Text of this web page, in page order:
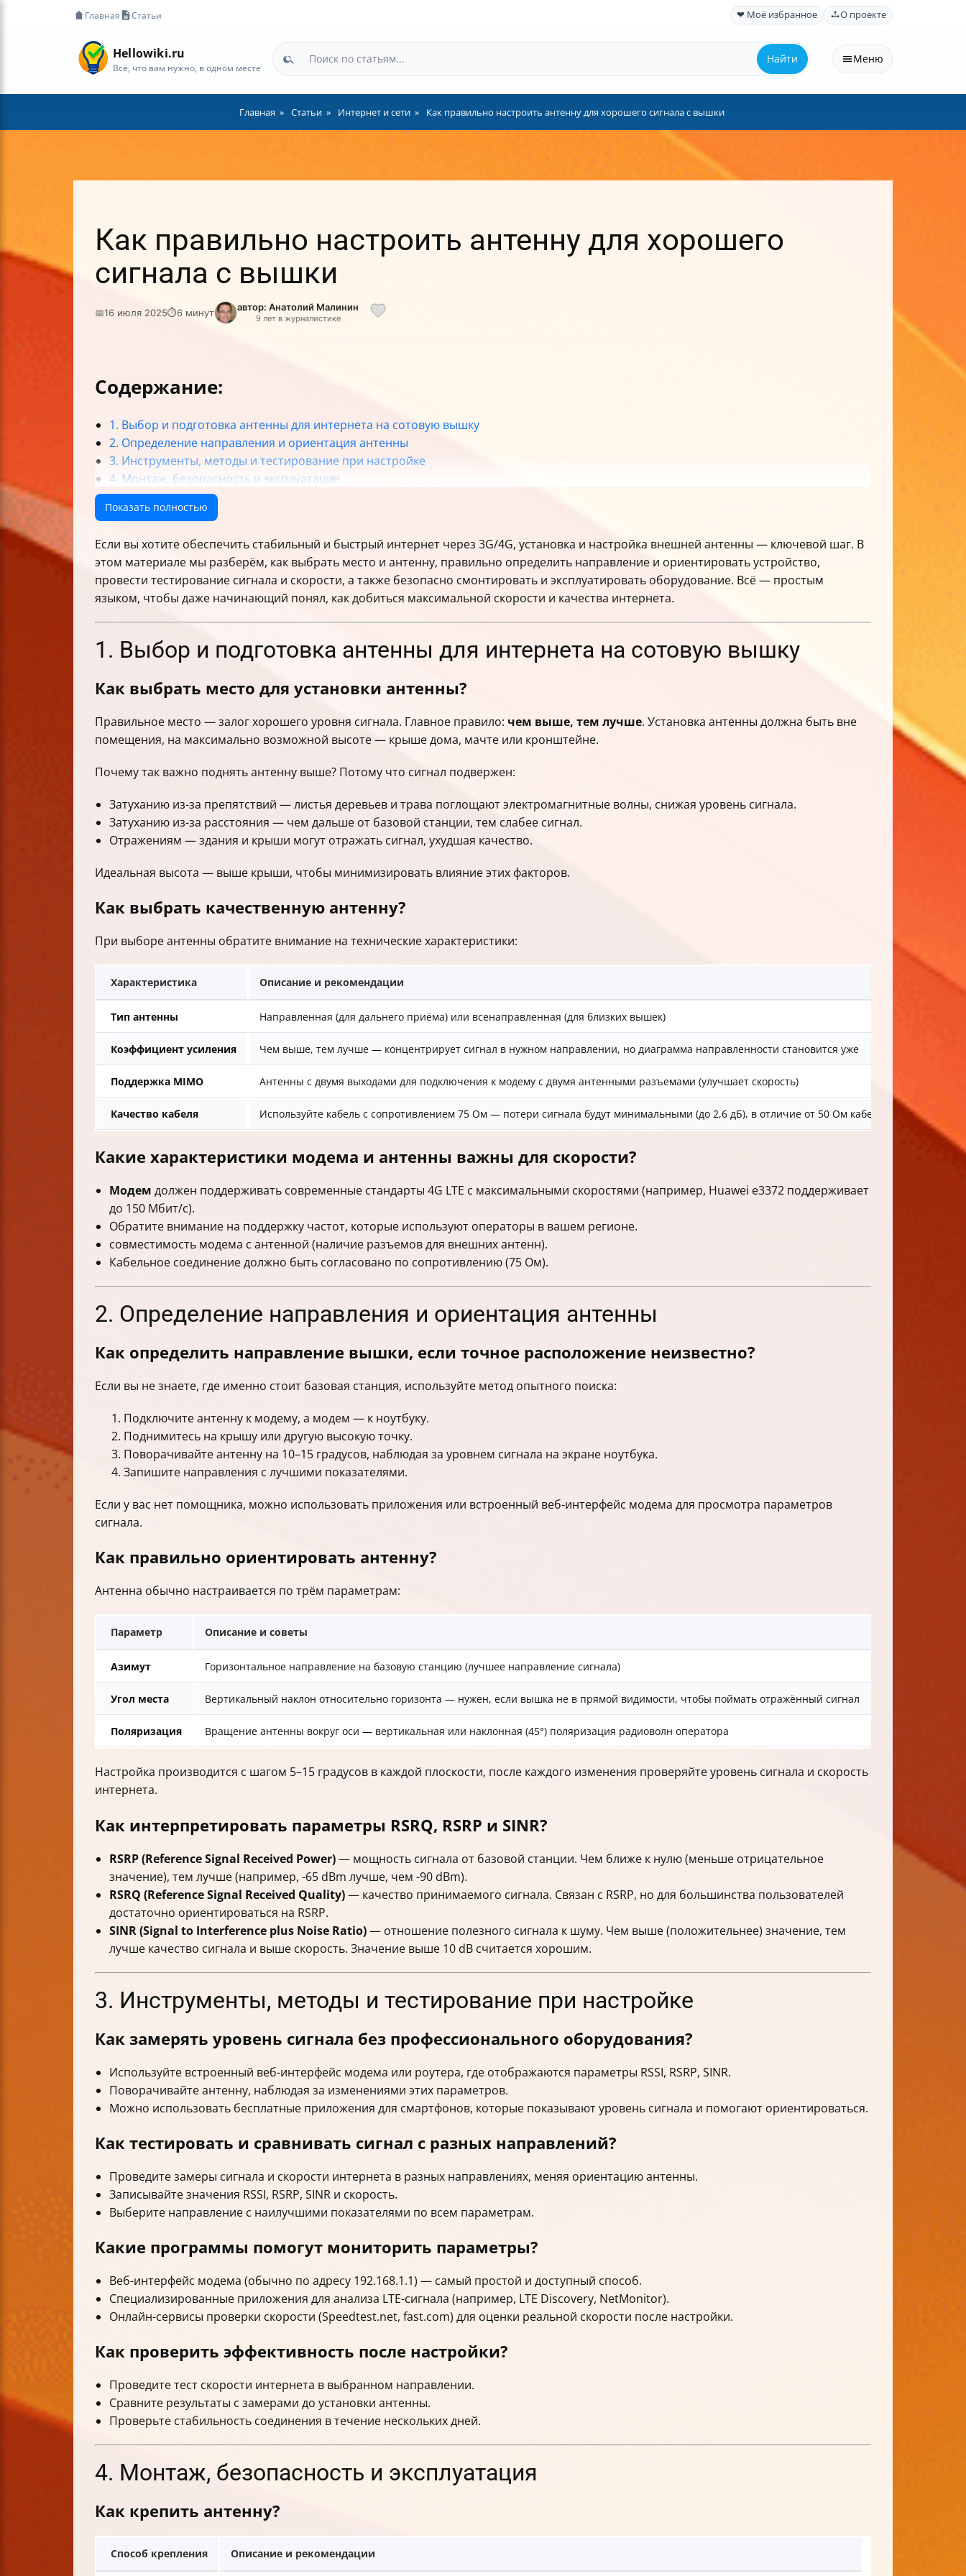
Главная Статьи ❤ Моё избранное О проекте
Hellowiki.ru
Всё, что вам нужно, в одном месте
Найти Меню
Главная Статьи Интернет и сети Как правильно настроить антенну для хорошего сигнала с вышки
Как правильно настроить антенну для хорошего
сигнала с вышки
📅16 июля 2025⏱6 минут автор: Анатолий Малинин
9 лет в журналистике
Содержание:
1. Выбор и подготовка антенны для интернета на сотовую вышку
2. Определение направления и ориентация антенны
3. Инструменты, методы и тестирование при настройке
4. Монтаж, безопасность и эксплуатация
Итоги и полезные советы
Показать полностью
Если вы хотите обеспечить стабильный и быстрый интернет через 3G/4G, установка и настройка внешней антенны — ключевой шаг. В
этом материале мы разберём, как выбрать место и антенну, правильно определить направление и ориентировать устройство,
провести тестирование сигнала и скорости, а также безопасно смонтировать и эксплуатировать оборудование. Всё — простым
языком, чтобы даже начинающий понял, как добиться максимальной скорости и качества интернета.
1. Выбор и подготовка антенны для интернета на сотовую вышку
Как выбрать место для установки антенны?
Правильное место — залог хорошего уровня сигнала. Главное правило: чем выше, тем лучше. Установка антенны должна быть вне
помещения, на максимально возможной высоте — крыше дома, мачте или кронштейне.
Почему так важно поднять антенну выше? Потому что сигнал подвержен:
Затуханию из-за препятствий — листья деревьев и трава поглощают электромагнитные волны, снижая уровень сигнала.
Затуханию из-за расстояния — чем дальше от базовой станции, тем слабее сигнал.
Отражениям — здания и крыши могут отражать сигнал, ухудшая качество.
Идеальная высота — выше крыши, чтобы минимизировать влияние этих факторов.
Как выбрать качественную антенну?
При выборе антенны обратите внимание на технические характеристики:
Характеристика Описание и рекомендации
Тип антенны Направленная (для дальнего приёма) или всенаправленная (для близких вышек)
Коэффициент усиления Чем выше, тем лучше — концентрирует сигнал в нужном направлении, но диаграмма направленности становится уже
Поддержка MIMO Антенны с двумя выходами для подключения к модему с двумя антенными разъемами (улучшает скорость)
Качество кабеля Используйте кабель с сопротивлением 75 Ом — потери сигнала будут минимальными (до 2,6 дБ), в отличие от 50 Ом кабеля (потери до 5 дБ)
Какие характеристики модема и антенны важны для скорости?
Модем должен поддерживать современные стандарты 4G LTE с максимальными скоростями (например, Huawei e3372 поддерживает
до 150 Мбит/с).
Обратите внимание на поддержку частот, которые используют операторы в вашем регионе.
совместимость модема с антенной (наличие разъемов для внешних антенн).
Кабельное соединение должно быть согласовано по сопротивлению (75 Ом).
2. Определение направления и ориентация антенны
Как определить направление вышки, если точное расположение неизвестно?
Если вы не знаете, где именно стоит базовая станция, используйте метод опытного поиска:
Подключите антенну к модему, а модем — к ноутбуку.
Поднимитесь на крышу или другую высокую точку.
Поворачивайте антенну на 10–15 градусов, наблюдая за уровнем сигнала на экране ноутбука.
Запишите направления с лучшими показателями.
Если у вас нет помощника, можно использовать приложения или встроенный веб-интерфейс модема для просмотра параметров
сигнала.
Как правильно ориентировать антенну?
Антенна обычно настраивается по трём параметрам:
Параметр Описание и советы
Азимут Горизонтальное направление на базовую станцию (лучшее направление сигнала)
Угол места Вертикальный наклон относительно горизонта — нужен, если вышка не в прямой видимости, чтобы поймать отражённый сигнал
Поляризация Вращение антенны вокруг оси — вертикальная или наклонная (45°) поляризация радиоволн оператора
Настройка производится с шагом 5–15 градусов в каждой плоскости, после каждого изменения проверяйте уровень сигнала и скорость
интернета.
Как интерпретировать параметры RSRQ, RSRP и SINR?
RSRP (Reference Signal Received Power)— мощность сигнала от базовой станции. Чем ближе к нулю (меньше отрицательное
значение), тем лучше (например, -65 dBm лучше, чем -90 dBm).
RSRQ (Reference Signal Received Quality)— качество принимаемого сигнала. Связан с RSRP, но для большинства пользователей
достаточно ориентироваться на RSRP.
SINR (Signal to Interference plus Noise Ratio)— отношение полезного сигнала к шуму. Чем выше (положительнее) значение, тем
лучше качество сигнала и выше скорость. Значение выше 10 dB считается хорошим.
3. Инструменты, методы и тестирование при настройке
Как замерять уровень сигнала без профессионального оборудования?
Используйте встроенный веб-интерфейс модема или роутера, где отображаются параметры RSSI, RSRP, SINR.
Поворачивайте антенну, наблюдая за изменениями этих параметров.
Можно использовать бесплатные приложения для смартфонов, которые показывают уровень сигнала и помогают ориентироваться.
Как тестировать и сравнивать сигнал с разных направлений?
Проведите замеры сигнала и скорости интернета в разных направлениях, меняя ориентацию антенны.
Записывайте значения RSSI, RSRP, SINR и скорость.
Выберите направление с наилучшими показателями по всем параметрам.
Какие программы помогут мониторить параметры?
Веб-интерфейс модема (обычно по адресу 192.168.1.1) — самый простой и доступный способ.
Специализированные приложения для анализа LTE-сигнала (например, LTE Discovery, NetMonitor).
Онлайн-сервисы проверки скорости (Speedtest.net, fast.com) для оценки реальной скорости после настройки.
Как проверить эффективность после настройки?
Проведите тест скорости интернета в выбранном направлении.
Сравните результаты с замерами до установки антенны.
Проверьте стабильность соединения в течение нескольких дней.
4. Монтаж, безопасность и эксплуатация
Как крепить антенну?
Способ крепления Описание и рекомендации